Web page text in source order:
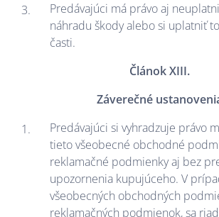
Predávajúci má právo aj
náhradu škody alebo si uplatniť
časti.
Článok XIII.
Záverečné
Predávajúci si vyhradzuje právo
tieto všeobecné obchodné
reklamačné podmienky aj bez
upozornenia kupujúceho. V
všeobecných obchodných
reklamačných podmienok, sa